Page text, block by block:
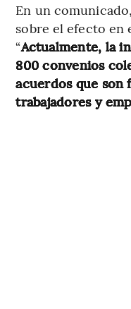
En un
sobre el efecto en
“Actualmente, la
800 convenios
acuerdos que
trabajadores y